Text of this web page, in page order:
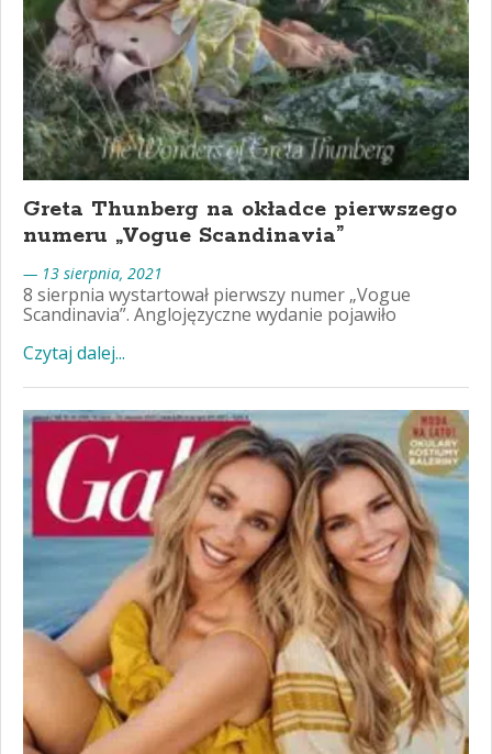
Greta Thunberg na okładce pierwszego
numeru „Vogue Scandinavia”
— 13 sierpnia, 2021
8 sierpnia wystartował pierwszy numer „Vogue
Scandinavia”. Anglojęzyczne wydanie pojawiło
Czytaj dalej...